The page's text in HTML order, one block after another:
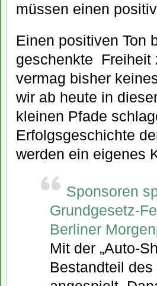
müssen einen
Einen positiven Ton
geschenkte Freiheit
vermag bisher
wir ab heute in
kleinen Pfade
Erfolgsgeschichte
werden ein eigenes
Sponsoren
Grundgesetz-
Berliner
Mit der „Auto-
Bestandteil